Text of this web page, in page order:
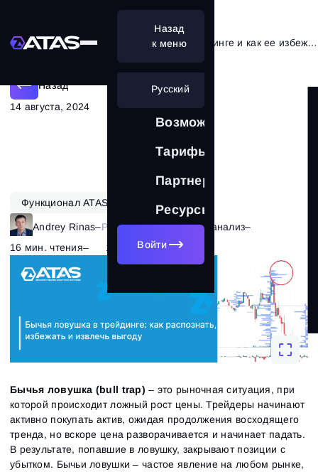
Возможности
Тарифы
Партнерам
Ресурсы
Русский
Войти
Назад
к меню
Что такое бычья ловушка в трейдинге и как ее избежать?
Назад
14 августа, 2024
Функционал ATAS
Andrey Rinas–Рубрика: Технический анализ–
16 мин. чтения– 1771
Бычья ловушка (bull trap) – это рыночная ситуация, при
которой происходит ложный рост цены. Трейдеры начинают
активно покупать актив, ожидая продолжения восходящего
тренда, но вскоре цена разворачивается и начинает падать.
В результате, попавшие в ловушку, закрывают позиции с
убытком. Бычьи ловушки – частое явление на любом рынке,